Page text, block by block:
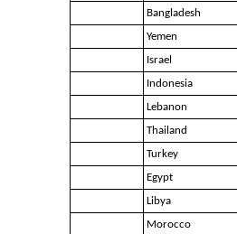
Bangladesh
Yemen
Israel
Indonesia
Lebanon
Thailand
Turkey
Egypt
Libya
Morocco